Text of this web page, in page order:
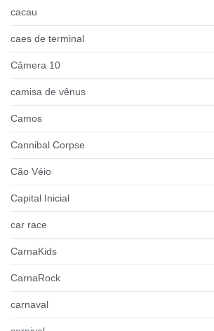
cacau
caes de terminal
Câmera 10
camisa de vênus
Camos
Cannibal Corpse
Cão Véio
Capital Inicial
car race
CarnaKids
CarnaRock
carnaval